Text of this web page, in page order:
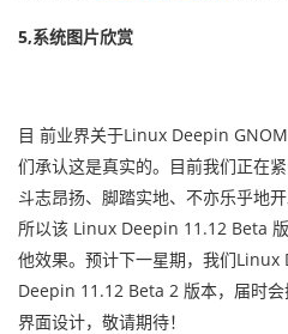
5,系统图片欣赏
目 前业界关于Linux Deepin
们承认这是真实的。目前我们正在
斗志昂扬、脚踏实地、不亦乐乎地
所以该 Linux Deepin 11.12 Beta
他效果。预计下一星期，我们
Deepin 11.12 Beta 2 版本，届时
界面设计，敬请期待！